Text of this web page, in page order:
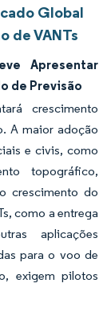
Global
de VANTs
Apresentar
de Previsão
crescimento
A maior adoção
e civis, como
topográfico,
crescimento do
como a entrega
aplicações
para o voo de
exigem pilotos